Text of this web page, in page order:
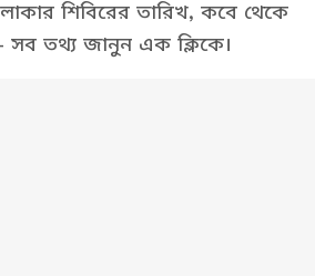
শিবিরের তারিখ, কবে থেকে
সব তথ্য জানুন এক ক্লিকে।